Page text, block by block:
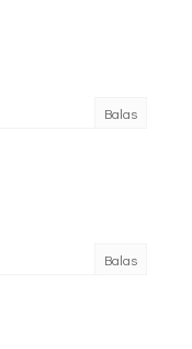
Balas
Balas